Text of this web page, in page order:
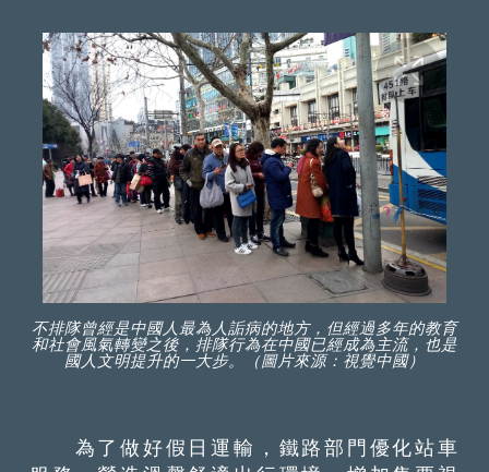
不排隊曾經是中國人最為人詬病的地方，但經過多年的教育
和社會風氣轉變之後，排隊行為在中國已經成為主流，也是
國人文明提升的一大步。（圖片來源：視覺中國）
為了做好假日運輸，鐵路部門優化站車